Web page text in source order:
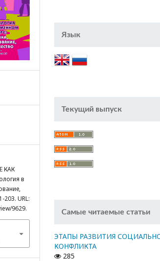
КАК
в
203. URL:
9629.
Язык
Текущий выпуск
Самые читаемые статьи
ЭТАПЫ РАЗВИТИЯ
КОНФЛИКТА
285